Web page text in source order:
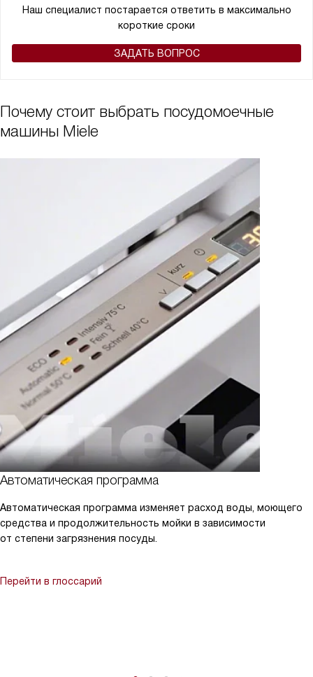
Наш специалист постарается ответить в максимально
короткие сроки
ЗАДАТЬ ВОПРОС
Почему стоит выбрать посудомоечные
машины Miele
Автоматическая программа
Автоматическая программа изменяет расход воды, моющего
средства и продолжительность мойки в зависимости
от степени загрязнения посуды.
Перейти в глоссарий